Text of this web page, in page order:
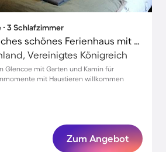
∙ 3 Schlafzimmer
Familienfreundliches schönes Ferienhaus mit Garten und Grill | Haustiere erlaubt
Vereinigtes Königreich
Glencoe mit Garten und Kamin für
mit Haustieren willkommen
Zum Angebot